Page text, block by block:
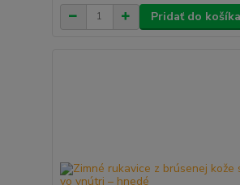
Pridať do košíka